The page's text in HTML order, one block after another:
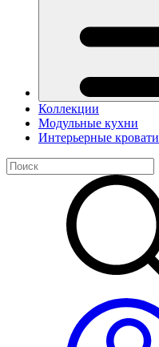
Коллекции
Модульные кухни
Интерьерные кровати